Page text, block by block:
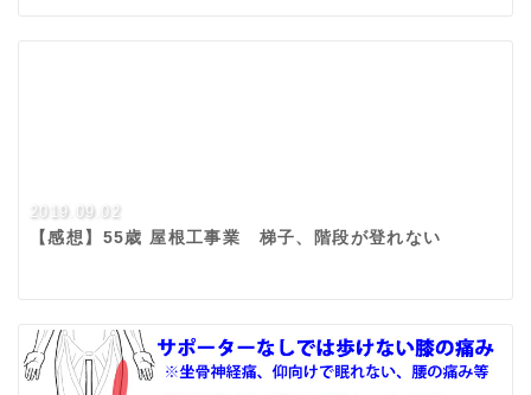
2019.09.02
【感想】55歳 屋根工事業 梯子、階段が登れない